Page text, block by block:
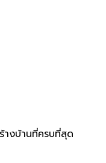
างบ้านที่ครบที่สุด